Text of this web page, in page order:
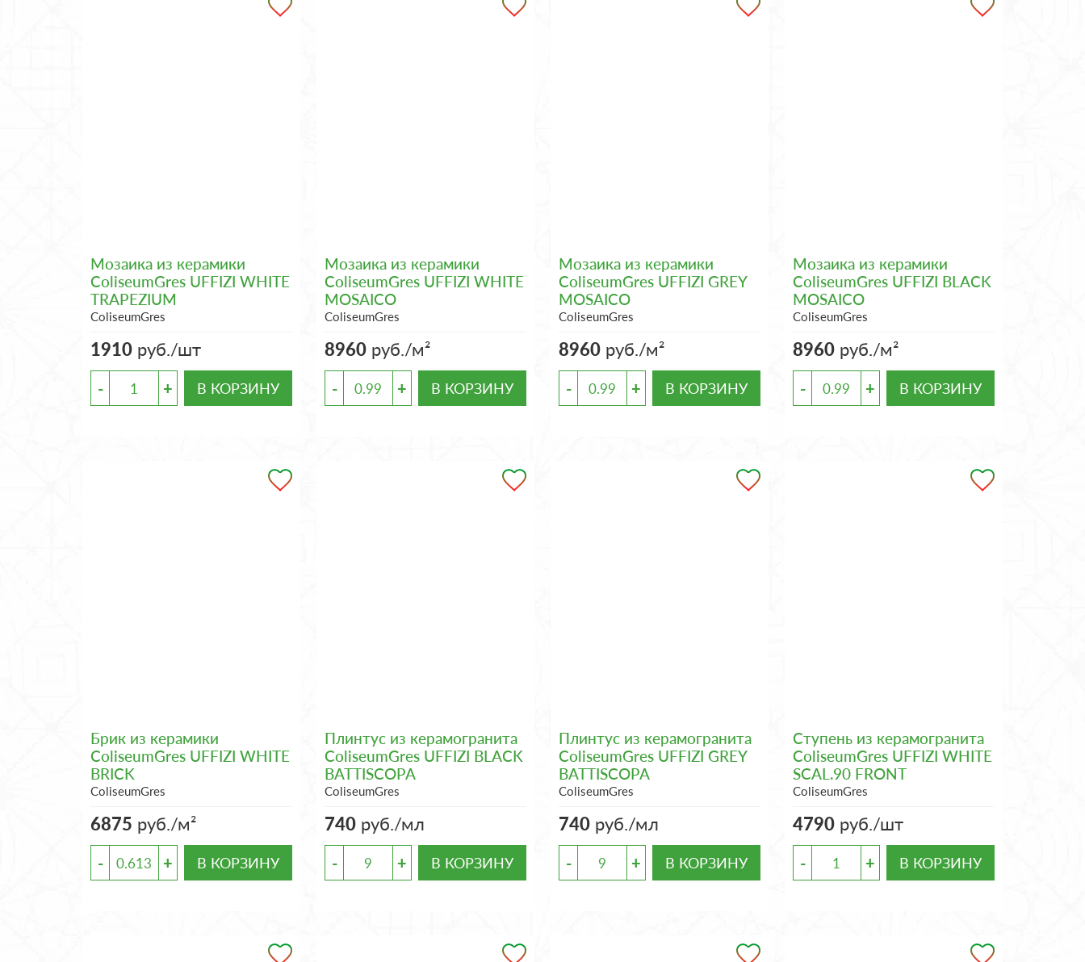
Мозаика из керамики
ColiseumGres UFFIZI WHITE
TRAPEZIUM
ColiseumGres
1910 руб./шт
- + В КОРЗИНУ
Мозаика из керамики
ColiseumGres UFFIZI WHITE
MOSAICO
ColiseumGres
8960 руб./м²
- + В КОРЗИНУ
Мозаика из керамики
ColiseumGres UFFIZI GREY
MOSAICO
ColiseumGres
8960 руб./м²
- + В КОРЗИНУ
Мозаика из керамики
ColiseumGres UFFIZI BLACK
MOSAICO
ColiseumGres
8960 руб./м²
- + В КОРЗИНУ
Брик из керамики
ColiseumGres UFFIZI WHITE
BRICK
ColiseumGres
6875 руб./м²
- + В КОРЗИНУ
Плинтус из керамогранита
ColiseumGres UFFIZI BLACK
BATTISCOPA
ColiseumGres
740 руб./мл
- + В КОРЗИНУ
Плинтус из керамогранита
ColiseumGres UFFIZI GREY
BATTISCOPA
ColiseumGres
740 руб./мл
- + В КОРЗИНУ
Ступень из керамогранита
ColiseumGres UFFIZI WHITE
SCAL.90 FRONT
ColiseumGres
4790 руб./шт
- + В КОРЗИНУ